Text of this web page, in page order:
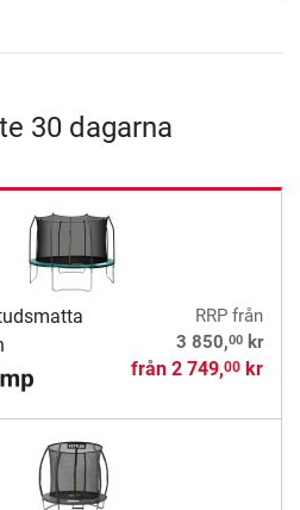
30 dagarna
RRPfrån
3 850,00kr
från 2 749,00kr